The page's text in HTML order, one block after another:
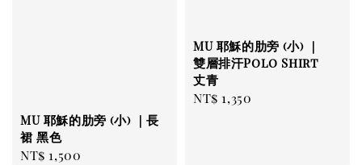
MU 耶穌的肋旁 (小) ｜長
裙 黑色
Regular
NT$ 1,500
MU 耶穌的肋旁 (小) ｜
雙層排汗Polo Shirt
丈青
Regular
NT$ 1,350